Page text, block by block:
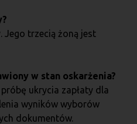
Jego trzecią żoną jest
w stan oskarżenia?
ukrycia zapłaty dla
wyników wyborów
dokumentów.